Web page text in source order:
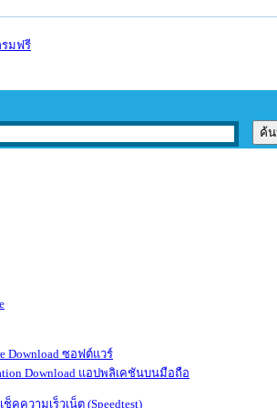
ซอฟต์แวร์
แอปพลิเคชันบนมือถือ
เช็คความเร็วเน็ต (Speedtest)